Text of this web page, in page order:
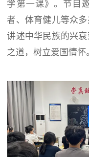
学第一课》。节目
者、体育健儿等众
讲述中华民族的兴
之道，树立爱国情怀。